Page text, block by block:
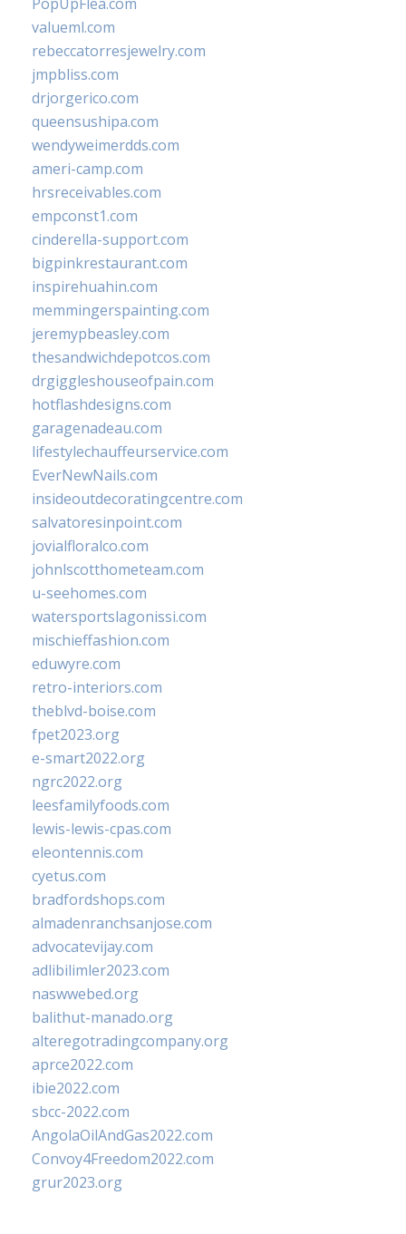
valueml.com
rebeccatorresjewelry.com
jmpbliss.com
drjorgerico.com
queensushipa.com
wendyweimerdds.com
ameri-camp.com
hrsreceivables.com
empconst1.com
cinderella-support.com
bigpinkrestaurant.com
inspirehuahin.com
memmingerspainting.com
jeremypbeasley.com
thesandwichdepotcos.com
drgiggleshouseofpain.com
hotflashdesigns.com
garagenadeau.com
lifestylechauffeurservice.com
EverNewNails.com
insideoutdecoratingcentre.com
salvatoresinpoint.com
jovialfloralco.com
johnlscotthometeam.com
u-seehomes.com
watersportslagonissi.com
mischieffashion.com
eduwyre.com
retro-interiors.com
theblvd-boise.com
fpet2023.org
e-smart2022.org
ngrc2022.org
leesfamilyfoods.com
lewis-lewis-cpas.com
eleontennis.com
cyetus.com
bradfordshops.com
almadenranchsanjose.com
advocatevijay.com
adlibilimler2023.com
naswwebed.org
balithut-manado.org
alteregotradingcompany.org
aprce2022.com
ibie2022.com
sbcc-2022.com
AngolaOilAndGas2022.com
Convoy4Freedom2022.com
grur2023.org